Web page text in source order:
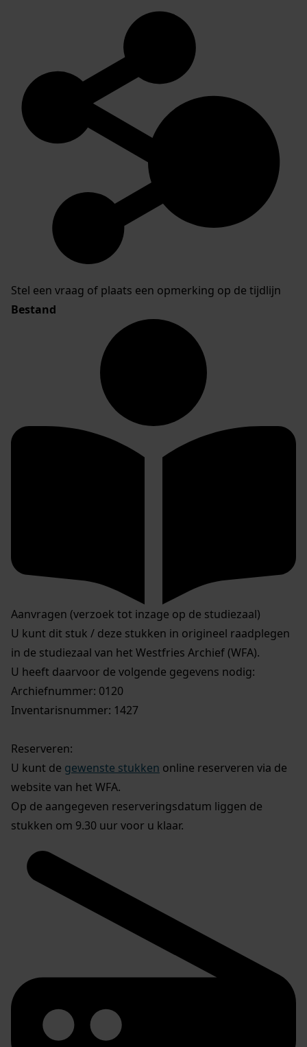
Stel een vraag of plaats een opmerking op de tijdlijn
Bestand
Aanvragen (verzoek tot inzage op de studiezaal)
U kunt dit stuk / deze stukken in origineel raadplegen
in de studiezaal van het Westfries Archief (WFA).
U heeft daarvoor de volgende gegevens nodig:
Archiefnummer: 0120
Inventarisnummer: 1427
Reserveren:
U kunt de gewenste stukken online reserveren via de
website van het WFA.
Op de aangegeven reserveringsdatum liggen de
stukken om 9.30 uur voor u klaar.